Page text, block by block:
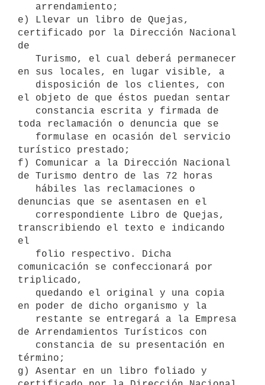
e) Llevar un libro de Quejas,
certificado por la Dirección Nacional
de
en sus locales, en lugar visible, a
el objeto de que éstos puedan sentar
toda reclamación o denuncia que se
turístico prestado;
f) Comunicar a la Dirección Nacional
de Turismo dentro de las 72 horas
denuncias que se asentasen en el
transcribiendo el texto e indicando
el
comunicación se confeccionará por
triplicado,
en poder de dicho organismo y la
de Arrendamientos Turísticos con
término;
g) Asentar en un libro foliado y